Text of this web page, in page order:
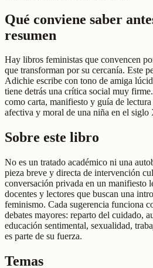
Qué conviene saber
resumen
Hay libros feministas que convencen
que transforman por su cercanía. Este
Adichie escribe con tono de amiga
tiene detrás una crítica social muy
como carta, manifiesto y guía de
afectiva y moral de una niña en el
Sobre este libro
No es un tratado académico ni una
pieza breve y directa de intervención
conversación privada en un manifiesto
docentes y lectores que buscan una
feminismo. Cada sugerencia funciona
debates mayores: reparto del cuidado,
educación sentimental, sexualidad,
es parte de su fuerza.
Temas